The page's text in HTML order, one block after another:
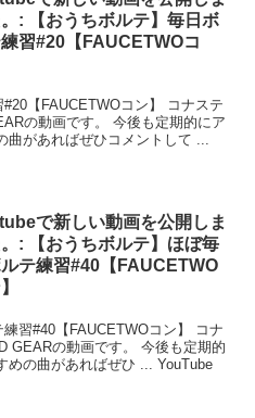
。: 【おうちボルテ】毎日ボ
習#20【FAUCETWOコ
【FAUCETWOコン】 コナステ
の動画です。 今後も定期的にア
曲があればぜひコメントして ...
で新しい動画を公開しま
。: 【おうちボルテ】ほぼ毎
ルテ練習#40【FAUCETWO
習#40【FAUCETWOコン】 コナ
GEARの動画です。 今後も定期的
めの曲があればぜひ ... YouTube